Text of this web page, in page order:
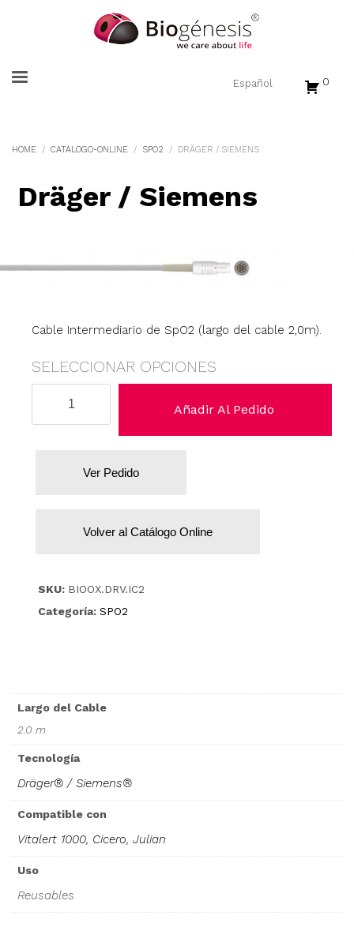
0
HOME CATALOGO-ONLINE SPO2 DRÄGER / SIEMENS
Dräger / Siemens
Cable Intermediario de SpO2 (largo del cable 2,0m).
SELECCIONAR OPCIONES
Añadir Al Pedido
Ver Pedido
Volver al Catálogo Online
SKU: BIOOX.DRV.IC2
Categoría: SPO2
Largo del Cable
2.0 m
Tecnología
Dräger® / Siemens®
Compatible con
Vitalert 1000, Cicero, Julian
Uso
Reusables